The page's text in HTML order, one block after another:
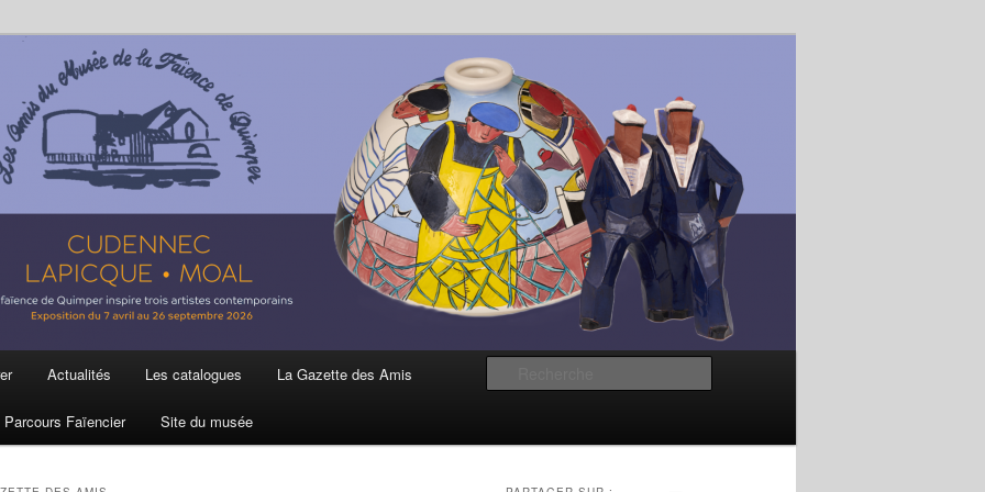
et de la Faïence de Quimper
Actualités Les catalogues La Gazette des Amis
Parcours Faïencier Site du musée